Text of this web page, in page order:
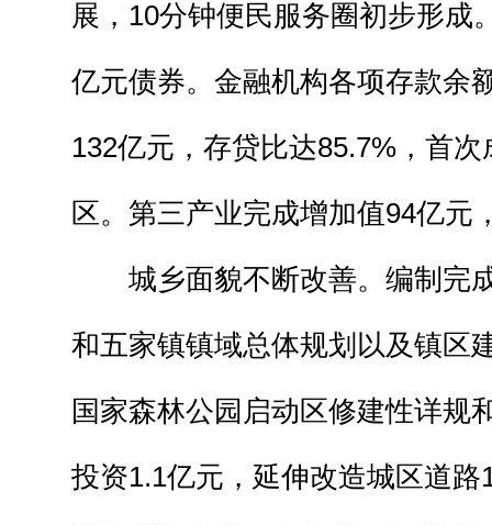
展，10分钟便民服务圈初步形成
亿元债券。金融机构各项存款余
132亿元，存贷比达85.7%，首
区。第三产业完成增加值94亿元
城乡面貌不断改善。编制完
和五家镇镇域总体规划以及镇区
国家森林公园启动区修建性详规
投资1.1亿元，延伸改造城区道